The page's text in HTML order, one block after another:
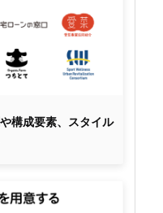
構成要素、スタイル